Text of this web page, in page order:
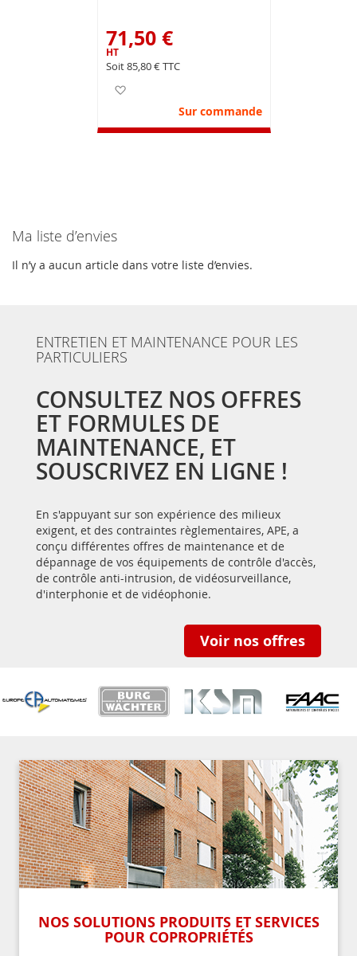
71,50 €
85,80 €
Sur commande
Ma liste d’envies
Il n’y a aucun article dans votre liste d’envies.
ENTRETIEN ET MAINTENANCE POUR LES
PARTICULIERS
CONSULTEZ NOS OFFRES
ET FORMULES DE
MAINTENANCE, ET
SOUSCRIVEZ EN LIGNE !
En s'appuyant sur son expérience des milieux
exigent, et des contraintes règlementaires, APE, a
conçu différentes offres de maintenance et de
dépannage de vos équipements de contrôle d'accès,
de contrôle anti-intrusion, de vidéosurveillance,
d'interphonie et de vidéophonie.
Voir nos offres
NOS SOLUTIONS PRODUITS ET SERVICES
POUR COPROPRIÉTÉS